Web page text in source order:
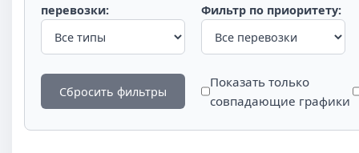
перевозки:
Фильтр по приоритету:
Сбросить фильтры
Показать только
совпадающие графики